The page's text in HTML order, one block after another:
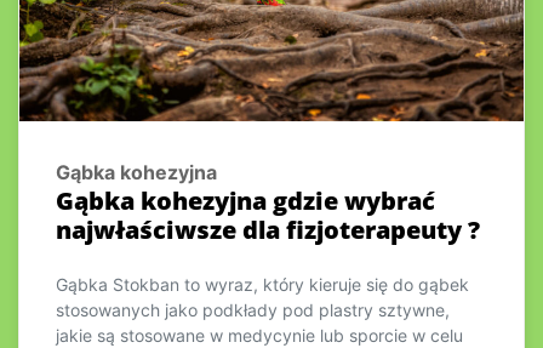
Gąbka kohezyjna
Gąbka kohezyjna gdzie wybrać
najwłaściwsze dla fizjoterapeuty ?
Gąbka Stokban to wyraz, który kieruje się do gąbek
stosowanych jako podkłady pod plastry sztywne,
jakie są stosowane w medycynie lub sporcie w celu